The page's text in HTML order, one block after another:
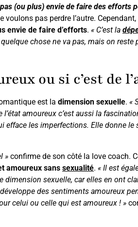
pas (ou plus) envie de faire des efforts
pas perdre l’autre. Cependant,
envie de faire d’efforts. « C’est la
chose ne va pas, mais on reste
ou si c’est de
est la dimension sexuelle. «
amoureux c’est aussi la
efface les imperfections. Elle donne
» confirme de son côté la love coach.
amoureux sans sexualité. « Il est
sexuelle, car elles en ont
des sentiments amoureux
celui ou celle qui est amoureux ! »